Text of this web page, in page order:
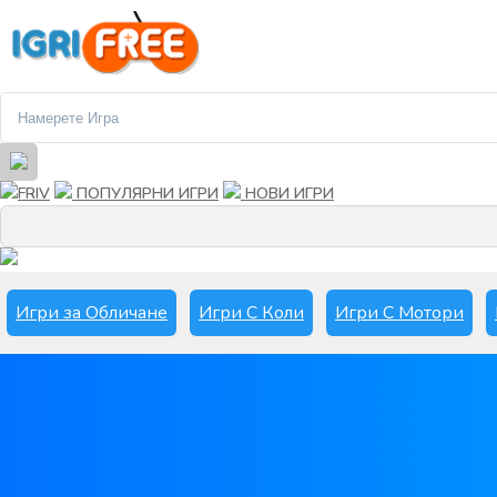
FRIV ПОПУЛЯРНИ ИГРИ НОВИ ИГРИ
Игри за Обличане Игри С Коли Игри С Мотори